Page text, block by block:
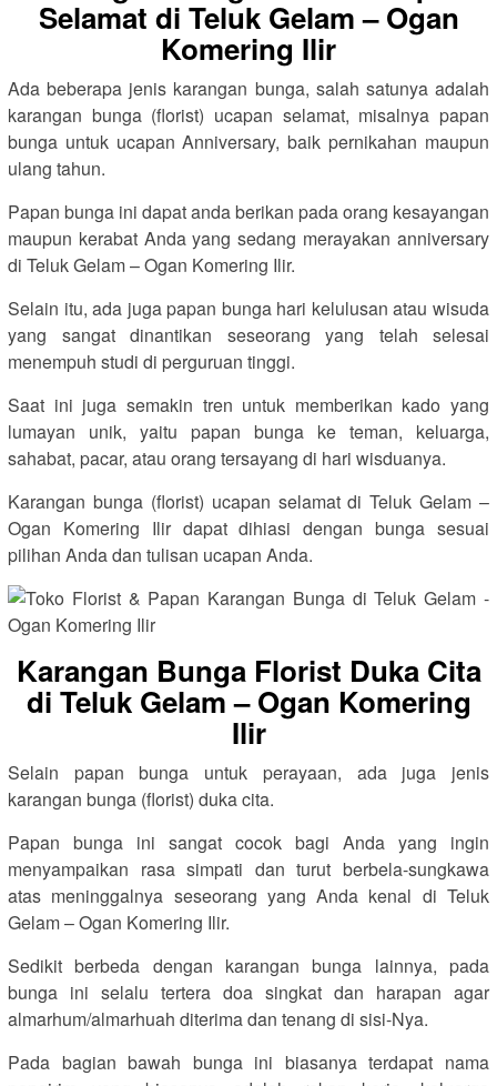
Selamat di Teluk Gelam – Ogan
Komering Ilir
Ada beberapa jenis karangan bunga, salah satunya adalah
karangan bunga (florist) ucapan selamat, misalnya papan
bunga untuk ucapan Anniversary, baik pernikahan maupun
ulang tahun.
Papan bunga ini dapat anda berikan pada orang kesayangan
maupun kerabat Anda yang sedang merayakan anniversary
di Teluk Gelam – Ogan Komering Ilir.
Selain itu, ada juga papan bunga hari kelulusan atau wisuda
yang sangat dinantikan seseorang yang telah selesai
menempuh studi di perguruan tinggi.
Saat ini juga semakin tren untuk memberikan kado yang
lumayan unik, yaitu papan bunga ke teman, keluarga,
sahabat, pacar, atau orang tersayang di hari wisduanya.
Karangan bunga (florist) ucapan selamat di Teluk Gelam –
Ogan Komering Ilir dapat dihiasi dengan bunga sesuai
pilihan Anda dan tulisan ucapan Anda.
Karangan Bunga Florist Duka Cita
di Teluk Gelam – Ogan Komering
Ilir
Selain papan bunga untuk perayaan, ada juga jenis
karangan bunga (florist) duka cita.
Papan bunga ini sangat cocok bagi Anda yang ingin
menyampaikan rasa simpati dan turut berbela-sungkawa
atas meninggalnya seseorang yang Anda kenal di Teluk
Gelam – Ogan Komering Ilir.
Sedikit berbeda dengan karangan bunga lainnya, pada
bunga ini selalu tertera doa singkat dan harapan agar
almarhum/almarhuah diterima dan tenang di sisi-Nya.
Pada bagian bawah bunga ini biasanya terdapat nama